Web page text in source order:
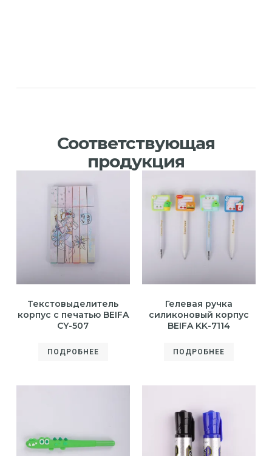
Соответствующая
продукция
Текстовыделитель
корпус с печатью BEIFA
CY-507
ПОДРОБНЕЕ
Гелевая ручка
силиконовый корпус
BEIFA KK-7114
ПОДРОБНЕЕ